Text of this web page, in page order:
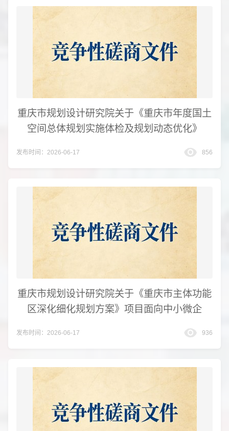
重庆市规划设计研究院关于《重庆市年度国土
空间总体规划实施体检及规划动态优化》
发布时间：2026-06-17 856
重庆市规划设计研究院关于《重庆市主体功能
区深化细化规划方案》项目面向中小微企
发布时间：2026-06-17 936